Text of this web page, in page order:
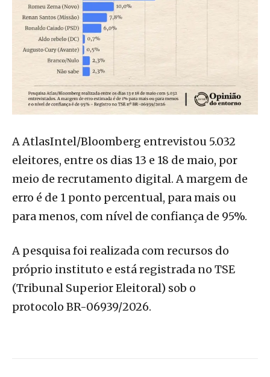
A AtlasIntel/Bloomberg entrevistou 5.032
eleitores, entre os dias 13 e 18 de maio, por
meio de recrutamento digital. A margem de
erro é de 1 ponto percentual, para mais ou
para menos, com nível de confiança de 95%.
A pesquisa foi realizada com recursos do
próprio instituto e está registrada no TSE
(Tribunal Superior Eleitoral) sob o
protocolo BR-06939/2026.